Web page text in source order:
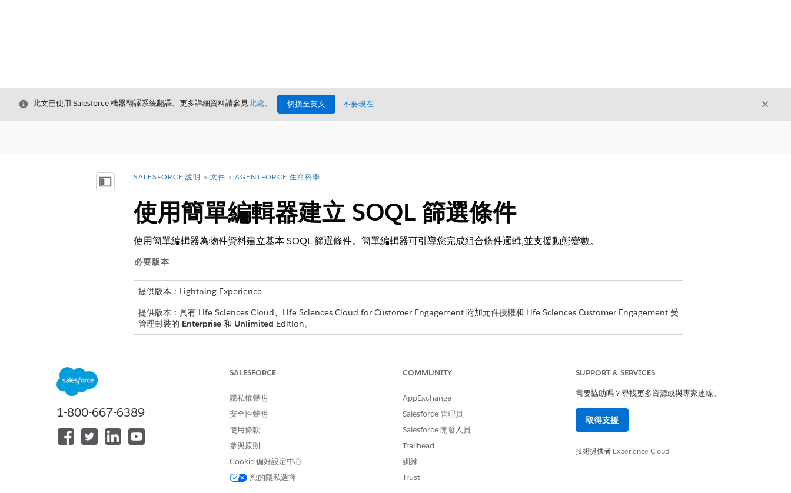
結束
此文已使用 Salesforce 機器翻譯系統翻譯。更多詳細資料請參見此處。 切換至英文 不要現在 結束
顯示目錄 您位於此處：
SALESFORCE 說明 文件 AGENTFORCE 生命科學
使用簡單編輯器建立 SOQL 篩選條件
使用簡單編輯器為物件資料建立基本 SOQL 篩選條件。簡單編輯器可引導您完成組合條件邏輯,並支援動態變數。
必要版本
提供版本：Lightning Experience
提供版本：具有 Life Sciences Cloud、Life Sciences Cloud for Customer Engagement 附加元件授權和 Life Sciences Customer Engagement 受
管理封裝的 Enterprise和 Unlimited Edition。
「Life Sciences 商業管理員」權限集
在「物件中繼資料快取組態」記錄的「SOQL 篩選條件」欄位中,在「簡單編輯器」下,按一下「
選取值類型:用來直接輸入值的字串,或用來檢取內容特定資料的變數。
確定字串和識別碼以單引號括住。
1-800-667-6389
SALESFORCE
隱私權聲明
安全性聲明
使用條款
參與原則
Cookie 偏好設定中心
您的隱私選擇
COMMUNITY
AppExchange
Salesforce 管理員
Salesforce 開發人員
Trailhead
訓練
Trust
SUPPORT & SERVICES
需要協助嗎？尋找更多資源或與專家連線。
取得支援
技術提供者 Experience Cloud